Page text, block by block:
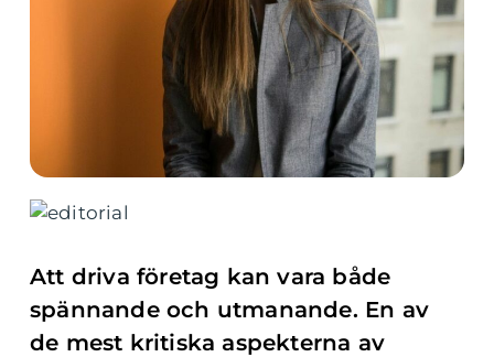
Att driva företag kan vara både
spännande och utmanande. En av
de mest kritiska aspekterna av